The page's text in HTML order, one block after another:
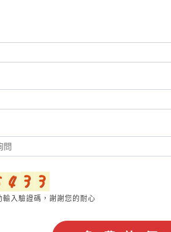
入驗證碼，謝謝您的耐心